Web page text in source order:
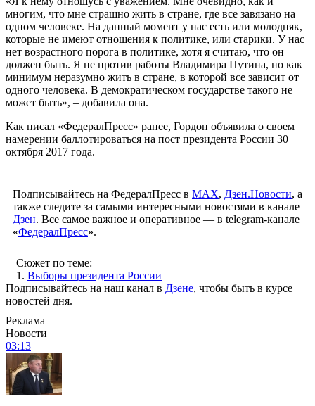
многим, что мне страшно жить в стране, где все завязано на
одном человеке. На данный момент у нас есть или молодняк,
которые не имеют отношения к политике, или старики. У нас
нет возрастного порога в политике, хотя я считаю, что он
должен быть. Я не против работы Владимира Путина, но как
минимум неразумно жить в стране, в которой все зависит от
одного человека. В демократическом государстве такого не
может быть», – добавила она.
Как писал «ФедералПресс» ранее, Гордон объявила о своем
намерении баллотироваться на пост президента России 30
октября 2017 года.
Подписывайтесь на ФедералПресс в МАХ, Дзен.Новости, а
также следите за самыми интересными новостями в канале
Дзен. Все самое важное и оперативное — в telegram-канале
«ФедералПресс».
Сюжет по теме:
1. Выборы президента России
Подписывайтесь на наш канал в Дзене, чтобы быть в курсе
новостей дня.
Реклама
Новости
03:13